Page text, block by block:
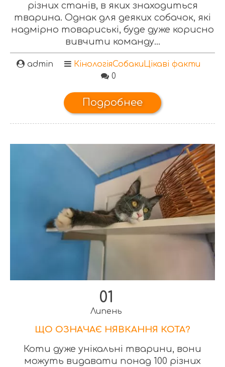
різних станів, в яких знаходиться
тварина. Однак для деяких собачок, які
надмірно товариські, буде дуже корисно
вивчити команду...
admin КінологіяСобаки Цікаві факти
0
Подробнее
01
Липень
ЩО ОЗНАЧАЄ НЯВКАННЯ КОТА?
Коти дуже унікальні тварини, вони
можуть видавати понад 100 різних